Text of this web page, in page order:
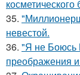
косметического
35.
невестой.
36. "Я не Боюсь
преображения